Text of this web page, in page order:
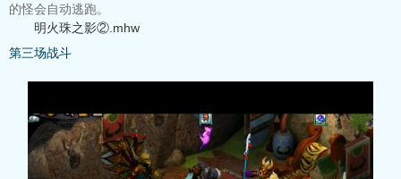
的怪会自动逃跑。
明火珠之影②.mhw
第三场战斗